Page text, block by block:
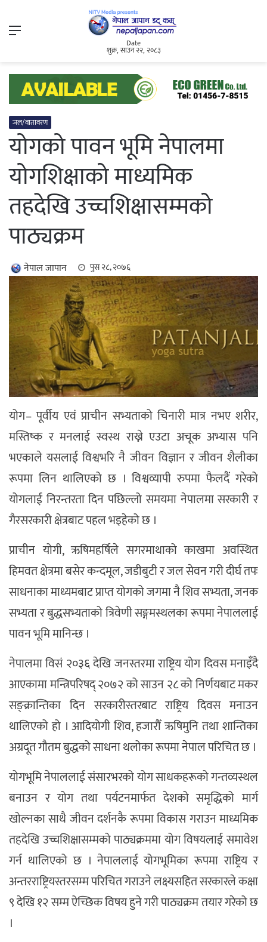
Menu
Date
शुक्र, साउन २२, २०८३
जल/वातावरण
योगको पावन भूमि नेपालमा
योगशिक्षाको माध्यमिक
तहदेखि उच्चशिक्षासम्मको
पाठ्यक्रम
नेपाल जापान पुस २८, २०७६
योग– पूर्वीय एवं प्राचीन सभ्यताको चिनारी मात्र नभए शरीर,
मस्तिष्क र मनलाई स्वस्थ राख्ने एउटा अचूक अभ्यास पनि
भएकाले यसलाई विश्वभरि नै जीवन विज्ञान र जीवन शैलीका
रूपमा लिन थालिएको छ । विश्वव्यापी रुपमा फैलदैं गरेको
योगलाई निरन्तरता दिन पछिल्लो समयमा नेपालमा सरकारी र
गैरसरकारी क्षेत्रबाट पहल भइहेको छ ।
प्राचीन योगी, ऋषिमहर्षिले सगरमाथाको काखमा अवस्थित
हिमवत क्षेत्रमा बसेर कन्दमूल, जडीबुटी र जल सेवन गरी दीर्घ तपः
साधनाका माध्यमबाट प्राप्त योगको जगमा नै शिव सभ्यता, जनक
सभ्यता र बुद्धसभ्यताको त्रिवेणी सङ्गमस्थलका रूपमा नेपाललाई
पावन भूमि मानिन्छ ।
नेपालमा विसं २०३६ देखि जनस्तरमा राष्ट्रिय योग दिवस मनाइँदै
आएकामा मन्त्रिपरिषद् २०७२ को साउन २८ को निर्णयबाट मकर
सङ्क्रान्तिका दिन सरकारीस्तरबाट राष्ट्रिय दिवस मनाउन
थालिएको हो । आदियोगी शिव, हजारौँ ऋषिमुनि तथा शान्तिका
अग्रदूत गौतम बुद्धको साधना थलोका रूपमा नेपाल परिचित छ ।
योगभूमि नेपाललाई संसारभरको योग साधकहरूको गन्तव्यस्थल
बनाउन र योग तथा पर्यटनमार्फत देशको समृद्धिको मार्ग
खोल्नका साथै जीवन दर्शनकै रूपमा विकास गराउन माध्यमिक
तहदेखि उच्चशिक्षासम्मको पाठ्यक्रममा योग विषयलाई समावेश
गर्न थालिएको छ । नेपाललाई योगभूमिका रूपमा राष्ट्रिय र
अन्तरराष्ट्रियस्तरसम्म परिचित गराउने लक्ष्यसहित सरकारले कक्षा
९ देखि १२ सम्म ऐच्छिक विषय हुने गरी पाठ्यक्रम तयार गरेको छ
।